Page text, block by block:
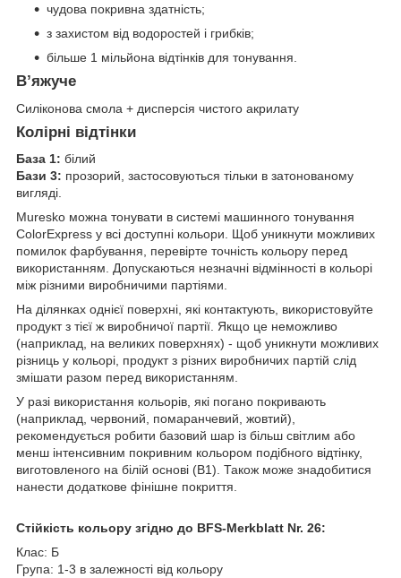
чудова покривна здатність;
з захистом від водоростей і грибків;
більше 1 мільйона відтінків для тонування.
В’яжуче
Силіконова смола + дисперсія чистого акрилату
Колірні відтінки
База 1: білий
Бази 3: прозорий, застосовуються тільки в затонованому
вигляді.
Muresko можна тонувати в системі машинного тонування
ColorExpress у всі доступні кольори. Щоб уникнути можливих
помилок фарбування, перевірте точність кольору перед
використанням. Допускаються незначні відмінності в кольорі
між різними виробничими партіями.
На ділянках однієї поверхні, які контактують, використовуйте
продукт з тієї ж виробничої партії. Якщо це неможливо
(наприклад, на великих поверхнях) - щоб уникнути можливих
різниць у кольорі, продукт з різних виробничих партій слід
змішати разом перед використанням.
У разі використання кольорів, які погано покривають
(наприклад, червоний, помаранчевий, жовтий),
рекомендується робити базовий шар із більш світлим або
менш інтенсивним покривним кольором подібного відтінку,
виготовленого на білій основі (B1). Також може знадобитися
нанести додаткове фінішне покриття.
Стійкість кольору згідно до BFS-Merkblatt Nr. 26:
Клас: Б
Група: 1-3 в залежності від кольору